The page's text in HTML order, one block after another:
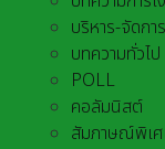
บริหาร-จัดการ
บทความทั่วไป
POLL
คอลัมนิสต์
สัมภาษณ์พิเ